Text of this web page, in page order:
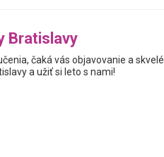
Bratislavy
čaká vás objavovanie a skvelé
a užiť si leto s nami!